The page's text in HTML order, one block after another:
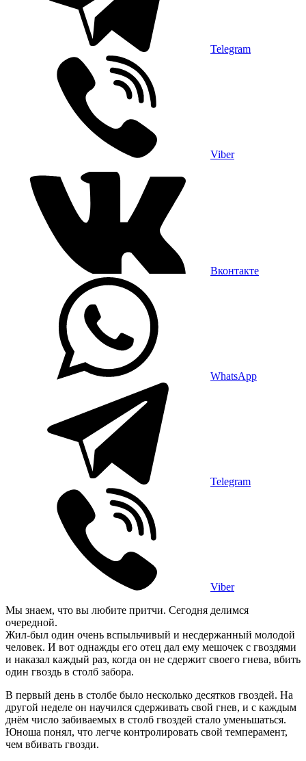
Telegram
Viber
Вконтакте
WhatsApp
Telegram
Viber
Мы знаем, что вы любите притчи. Сегодня делимся
очередной.
Жил-был один очень вспыльчивый и несдержанный молодой
человек. И вот однажды его отец дал ему мешочек с гвоздями
и наказал каждый раз, когда он не сдержит своего гнева, вбить
один гвоздь в столб забора.
В первый день в столбе было несколько десятков гвоздей. На
другой неделе он научился сдерживать свой гнев, и с каждым
днём число забиваемых в столб гвоздей стало уменьшаться.
Юноша понял, что легче контролировать свой темперамент,
чем вбивать гвозди.